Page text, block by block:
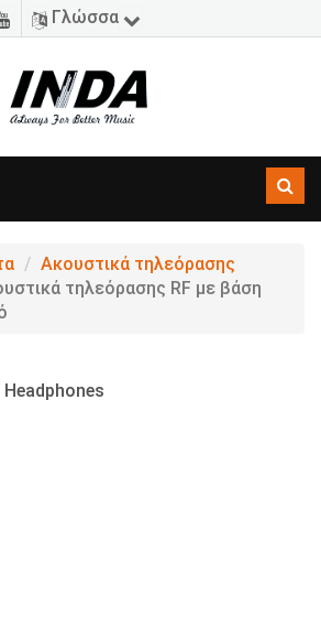
Γλώσσα
Ακουστικά τηλεόρασης
τηλεόρασης RF με βάση